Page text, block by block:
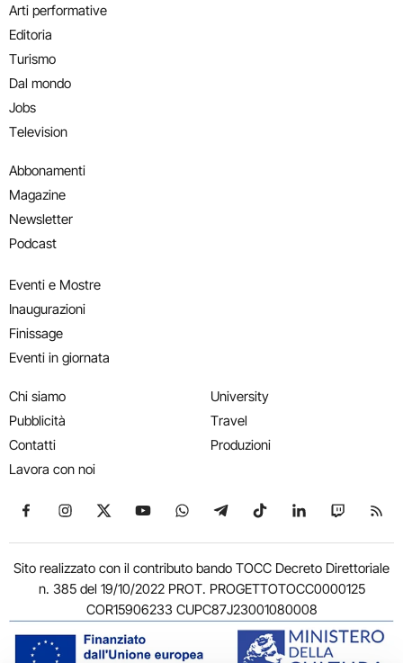
Arti performative
Editoria
Turismo
Dal mondo
Jobs
Television
Abbonamenti
Magazine
Newsletter
Podcast
Eventi e Mostre
Inaugurazioni
Finissage
Eventi in giornata
Chi siamo
Pubblicità
Contatti
Lavora con noi
University
Travel
Produzioni
Seguici su Facebook
Seguici su Instagram
Seguici su X
Seguici su YouTube
Seguici su WhatsApp
Seguici su Telegram
Seguici su TikTok
Seguici su
Seguici
Sito realizzato con il contributo bando TOCC Decreto Direttoriale
n. 385 del 19/10/2022 PROT. PROGETTOTOCC0000125
COR15906233 CUPC87J23001080008